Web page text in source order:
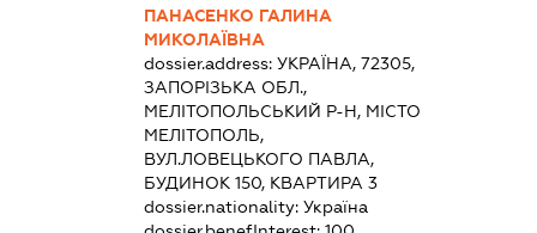
ПАНАСЕНКО ГАЛИНА
МИКОЛАЇВНА
dossier.address: УКРАЇНА, 72305,
ЗАПОРІЗЬКА ОБЛ.,
МЕЛІТОПОЛЬСЬКИЙ Р-Н, МІСТО
МЕЛІТОПОЛЬ,
ВУЛ.ЛОВЕЦЬКОГО ПАВЛА,
БУДИНОК 150, КВАРТИРА 3
dossier.nationality: Україна